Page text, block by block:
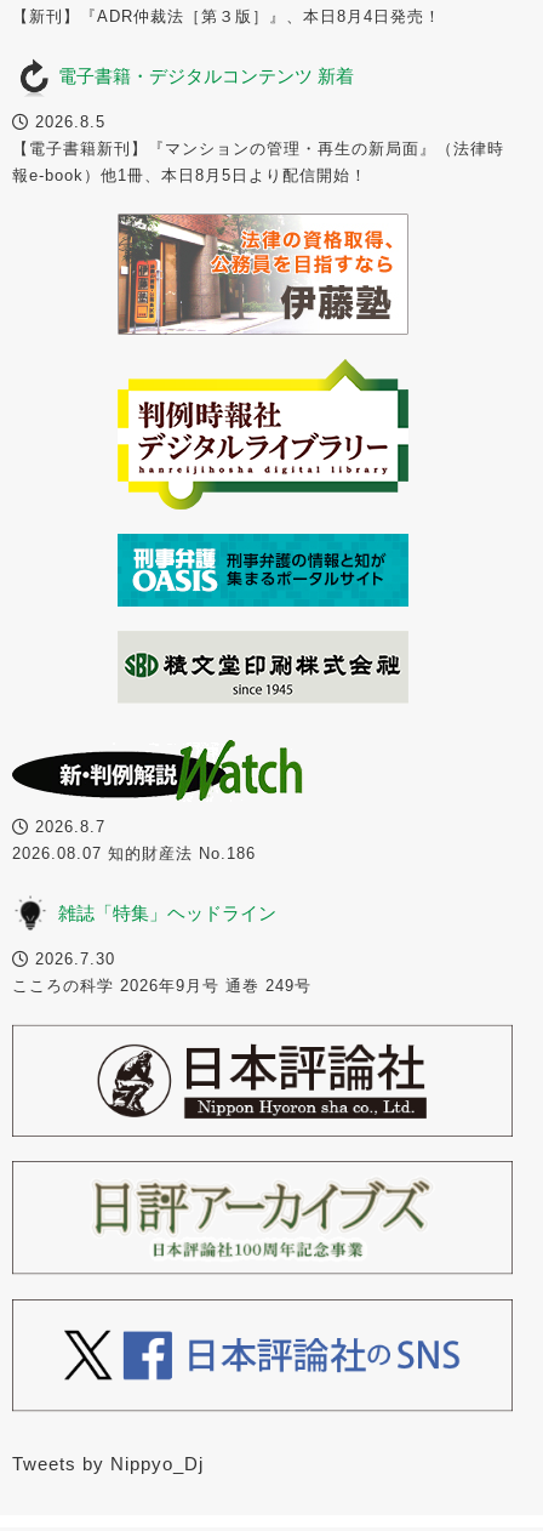
【新刊】『ADR仲裁法［第３版］』、本日8月4日発売！
電子書籍・デジタルコンテンツ 新着
2026.8.5
【電子書籍新刊】『マンションの管理・再生の新局面』（法律時
報e-book）他1冊、本日8月5日より配信開始！
2026.8.7
2026.08.07 知的財産法 No.186
雑誌「特集」ヘッドライン
2026.7.30
こころの科学 2026年9月号 通巻 249号
Tweets by Nippyo_Dj